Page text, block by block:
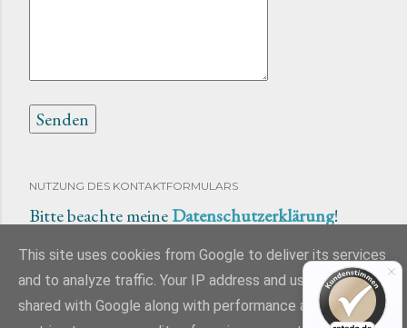
NUTZUNG DES KONTAKTFORMULARS
Bitte beachte meineDatenschutzerklärung!
This site uses cookies from Google to deliver its services
and to analyze traffic. Your IP address and user-agent are
shared with Google along with performance and security